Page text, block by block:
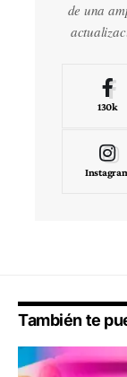
de una
130k
También te